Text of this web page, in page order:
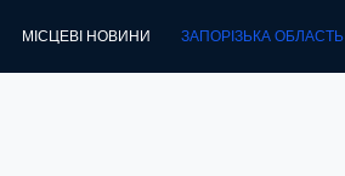
МІСЦЕВІ НОВИНИ ЗАПОРІЗЬКА ОБЛАСТЬ